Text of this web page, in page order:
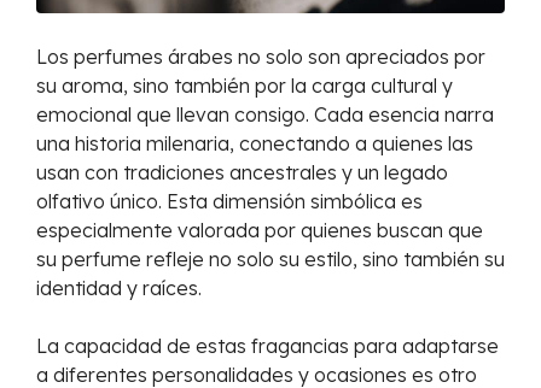
Los perfumes árabes no solo son apreciados por
su aroma, sino también por la carga cultural y
emocional que llevan consigo. Cada esencia narra
una historia milenaria, conectando a quienes las
usan con tradiciones ancestrales y un legado
olfativo único. Esta dimensión simbólica es
especialmente valorada por quienes buscan que
su perfume refleje no solo su estilo, sino también su
identidad y raíces.
La capacidad de estas fragancias para adaptarse
a diferentes personalidades y ocasiones es otro